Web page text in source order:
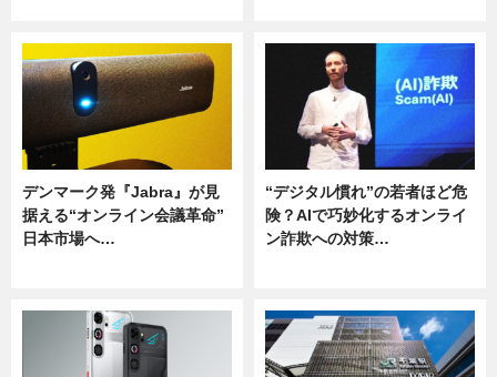
デンマーク発『Jabra』が見
据える“オンライン会議革命”
日本市場へ…
“デジタル慣れ”の若者ほど危
険？AIで巧妙化するオンライ
ン詐欺への対策…